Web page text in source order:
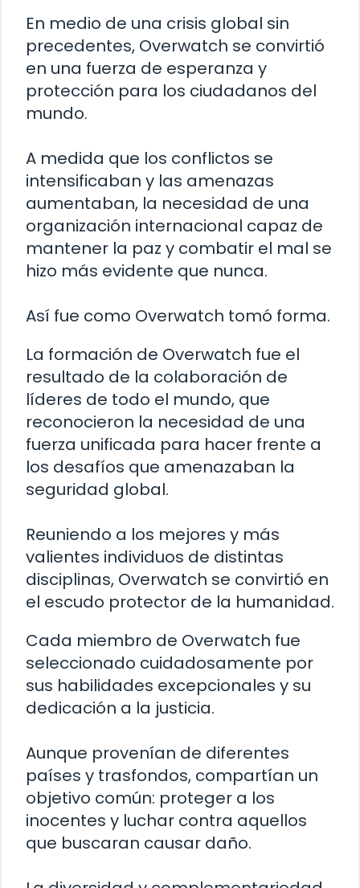
En medio de una crisis global sin
precedentes, Overwatch se convirtió
en una fuerza de esperanza y
protección para los ciudadanos del
mundo.
A medida que los conflictos se
intensificaban y las amenazas
aumentaban, la necesidad de una
organización internacional capaz de
mantener la paz y combatir el mal se
hizo más evidente que nunca.
Así fue como Overwatch tomó forma.
La formación de Overwatch fue el
resultado de la colaboración de
líderes de todo el mundo, que
reconocieron la necesidad de una
fuerza unificada para hacer frente a
los desafíos que amenazaban la
seguridad global.
Reuniendo a los mejores y más
valientes individuos de distintas
disciplinas, Overwatch se convirtió en
el escudo protector de la humanidad.
Cada miembro de Overwatch fue
seleccionado cuidadosamente por
sus habilidades excepcionales y su
dedicación a la justicia.
Aunque provenían de diferentes
países y trasfondos, compartían un
objetivo común: proteger a los
inocentes y luchar contra aquellos
que buscaran causar daño.